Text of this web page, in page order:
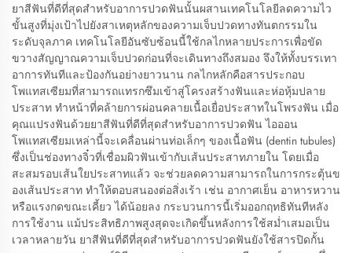
ยาสีฟันที่ดีที่สุดสำหรับอาการปวดฟันนั้นผสานเทคโนโลยีลดความไว
ขั้นสูงที่มุ่งเป้าไปยังสาเหตุหลักของความเจ็บปวดทางทันตกรรมใน
ระดับจุลภาค เทคโนโลยีอันซับซ้อนนี้ใช้กลไกหลายประการเพื่อขัด
ขวางสัญญาณความเจ็บปวดก่อนที่จะเดินทางถึงสมอง จึงให้ทั้งบรรเทา
อาการทันทีและป้องกันอย่างยาวนาน กลไกหลักคือสารประกอบ
โพแทสเซียมที่สามารถแทรกซึมเข้าสู่โครงสร้างฟันและห่อหุ้มปลาย
ประสาท ทำหน้าที่คล้ายการผ่อนคลายเนื้อเยื่อประสาทในโพรงฟัน เมื่อ
คุณแปรงฟันด้วยยาสีฟันที่ดีที่สุดสำหรับอาการปวดฟัน ไอออน
โพแทสเซียมเหล่านี้จะเคลื่อนผ่านท่อเล็กๆ ของเนื้อฟัน (dentin tubules)
ซึ่งเป็นช่องทางจิ๋วที่เชื่อมผิวฟันเข้ากับเส้นประสาทภายใน โดยเมื่อ
สะสมรอบเส้นใยประสาทแล้ว จะช่วยลดความสามารถในการกระตุ้นข
องเส้นประสาท ทำให้ตอบสนองต่อสิ่งเร้า เช่น อากาศเย็น อาหารหวาน
หรือแรงกดขณะเคี้ยว ได้น้อยลง กระบวนการนี้เริ่มออกฤทธิทันทีหลัง
การใช้งาน แม้ประสิทธิภาพสูงสุดจะเกิดขึ้นหลังการใช้สม่ำเสมอเป็น
เวลาหลายวัน ยาสีฟันที่ดีที่สุดสำหรับอาการปวดฟันยังใช้สารปิดกั้น